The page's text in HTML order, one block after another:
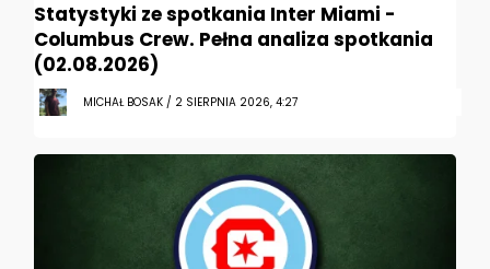
Statystyki ze spotkania Inter Miami -
Columbus Crew. Pełna analiza spotkania
(02.08.2026)
MICHAŁ BOSAK / 2 SIERPNIA 2026, 4:27